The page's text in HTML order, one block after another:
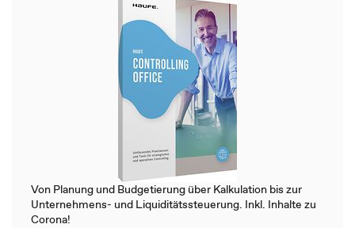
Von Planung und Budgetierung über Kalkulation bis zur
Unternehmens- und Liquiditätssteuerung. Inkl. Inhalte zu
Corona!